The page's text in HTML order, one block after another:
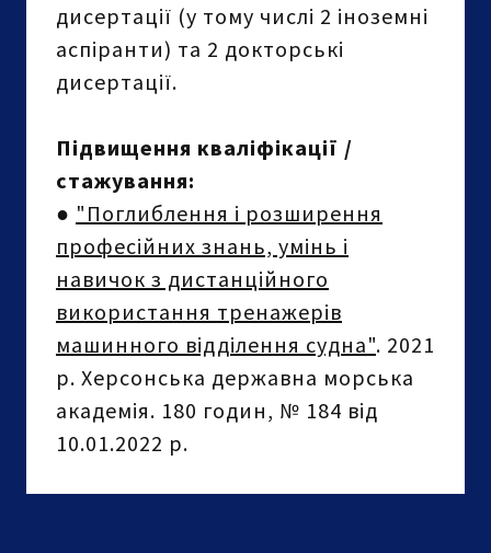
дисертації (у тому числі 2 іноземні
аспіранти) та 2 докторські
дисертації.
Підвищення кваліфікації /
стажування:
● "Поглиблення і розширення
професійних знань, умінь і
навичок з дистанційного
використання тренажерів
машинного відділення судна". 2021
р. Херсонська державна морська
академія. 180 годин, № 184 від
10.01.2022 р.